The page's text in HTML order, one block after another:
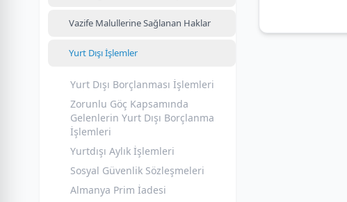
Vazife Malullerine Sağlanan Haklar
Yurt Dışı İşlemler
Yurt Dışı Borçlanması İşlemleri
Zorunlu Göç Kapsamında
Gelenlerin Yurt Dışı Borçlanma
İşlemleri
Yurtdışı Aylık İşlemleri
Sosyal Güvenlik Sözleşmeleri
Almanya Prim İadesi